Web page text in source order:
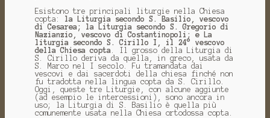
Esistono tre principali liturgie nella Chiesa
copta:
la Liturgia secondo S. Basilio, vescovo
di Cesarea; la Liturgia secondo S. Gregorio di
Nazianzio, vescovo di Costantinopoli; e La
liturgia secondo S. Cirillo I, il 24° vescovo
della Chiesa copta . Il grosso della Liturgia di
S. Cirillo deriva da quella, in greco, usata da
S. Marco nel I secolo. Fu tramandata dai
vescovi e dai sacerdoti della chiesa finché non
fu tradotta nella lingua copta da S. Cirillo.
Oggi, queste tre Liturgie, con alcune aggiunte
(ad esempio le intercessioni), sono ancora in
uso; la Liturgia di S. Basilio è quella più
comunemente usata nella Chiesa ortodossa copta.